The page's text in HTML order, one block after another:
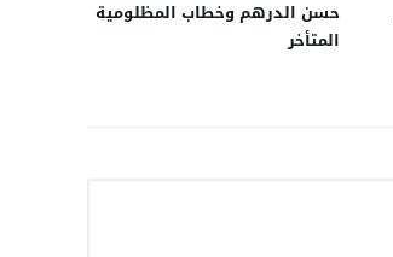
حسن الدرهم وخطاب المظلومية
المتأخر